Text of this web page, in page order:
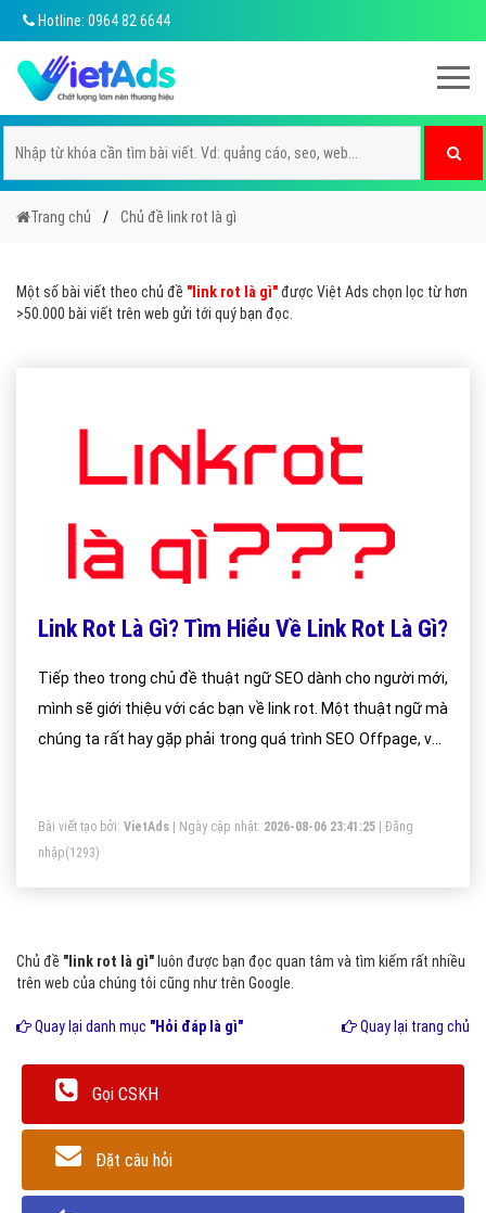
Hotline: 0964 82 6644
Trang chủ Chủ đề link rot là gì
Một số bài viết theo chủ đề "link rot là gì"được Việt Ads chọn lọc từ hơn
>50.000 bài viết trên web gửi tới quý bạn đọc.
Link Rot Là Gì? Tìm Hiểu Về Link Rot Là Gì?
Tiếp theo trong chủ đề thuật ngữ SEO dành cho người mới,
mình sẽ giới thiệu với các bạn về link rot. Một thuật ngữ mà
chúng ta rất hay gặp phải trong quá trình SEO Offpage, vậy
Bài viết tạo bởi: VietAds | Ngày cập nhật: 2026-08-06 23:41:25
Đăng
nhập(1293)
Chủ đề "link rot là gì" luôn được bạn đọc quan tâm và tìm kiếm rất nhiều
trên web của chúng tôi cũng như trên Google.
Quay lại danh mục "Hỏi đáp là gì" Quay lại trang chủ
Gọi CSKH
Đặt câu hỏi